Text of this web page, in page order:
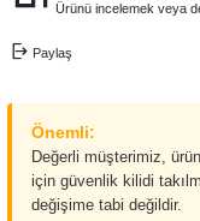
Ürünü incelemek veya
Paylaş
Önemli:
Değerli müşterimiz,
için güvenlik kilidi
değişime tabi değildir.